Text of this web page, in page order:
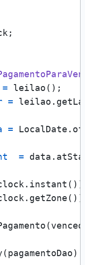
= leilao();
=
=
=